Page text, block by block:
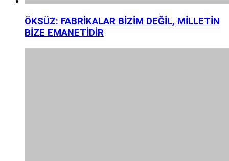
ÖKSÜZ: FABRİKALAR BİZİM DEĞİL, MİLLETİN
BİZE EMANETİDİR